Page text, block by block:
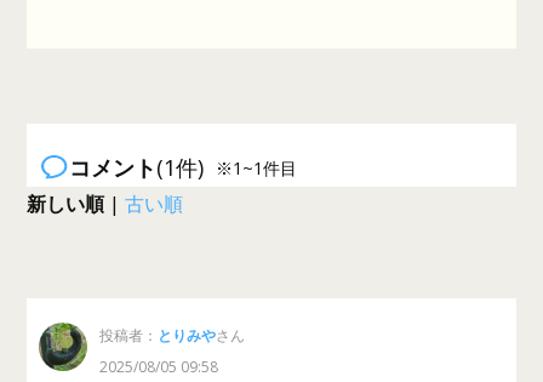
コメント(1件) ※1~1件目
新しい順|古い順
投稿者： とりみやさん
2025/08/05 09:58